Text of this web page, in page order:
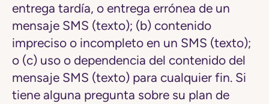
entrega tardía, o entrega errónea de un
mensaje SMS (texto); (b) contenido
impreciso o incompleto en un SMS (texto);
o (c) uso o dependencia del contenido del
mensaje SMS (texto) para cualquier fin. Si
tiene alguna pregunta sobre su plan de